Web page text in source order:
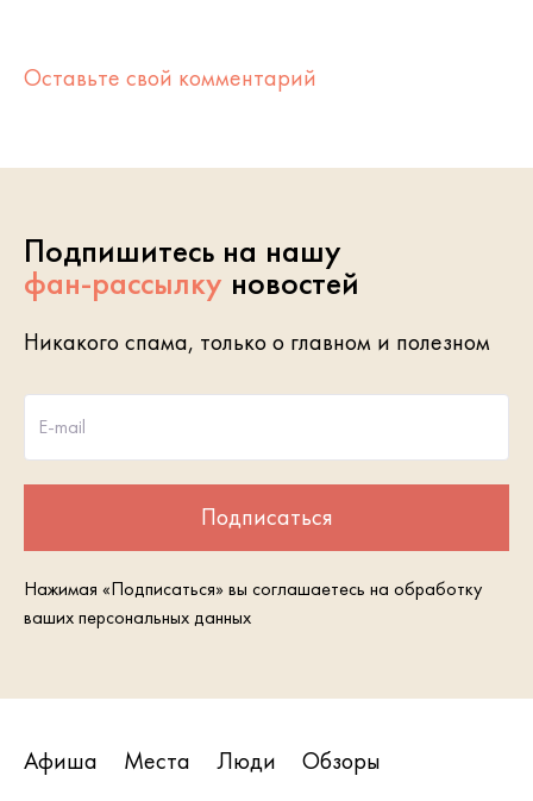
Оставьте свой комментарий
Подпишитесь на нашу
фан-рассылку новостей
Никакого спама, только о главном и полезном
E-mail
Подписаться
Нажимая «Подписаться» вы соглашаетесь на обработку
ваших персональных данных
Афиша Места Люди Обзоры